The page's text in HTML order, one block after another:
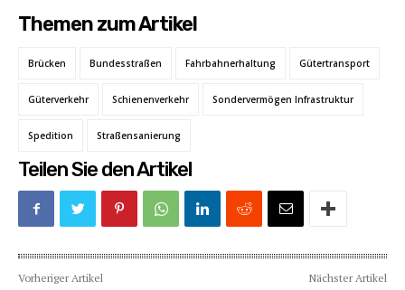
Themen zum Artikel
Brücken Bundesstraßen Fahrbahnerhaltung Gütertransport
Güterverkehr Schienenverkehr Sondervermögen Infrastruktur
Spedition Straßensanierung
Teilen Sie den Artikel
Vorheriger Artikel Nächster Artikel